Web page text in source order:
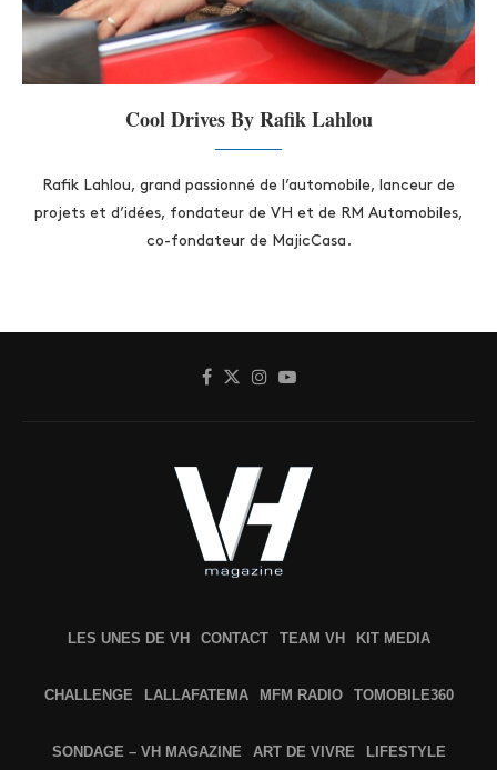
Cool Drives By Rafik Lahlou
Rafik Lahlou, grand passionné de l’automobile, lanceur de
projets et d’idées, fondateur de VH et de RM Automobiles,
co-fondateur de MajicCasa.
LES UNES DE VH CONTACT TEAM VH KIT MEDIA
CHALLENGE LALLAFATEMA MFM RADIO TOMOBILE360
SONDAGE – VH MAGAZINE ART DE VIVRE LIFESTYLE